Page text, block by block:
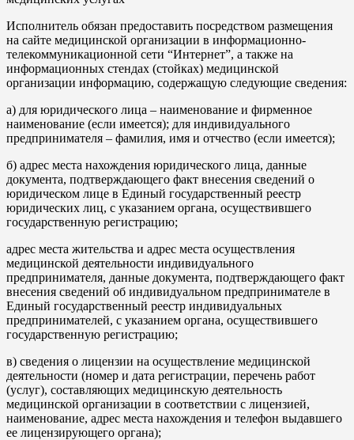
Исполнитель обязан предоставить посредством размещения
на сайте медицинской организации в информационно-
телекоммуникационной сети “Интернет”, а также на
информационных стендах (стойках) медицинской
организации информацию, содержащую следующие сведения:
а) для юридического лица – наименование и фирменное
наименование (если имеется); для индивидуального
предпринимателя – фамилия, имя и отчество (если имеется);
б) адрес места нахождения юридического лица, данные
документа, подтверждающего факт внесения сведений о
юридическом лице в Единый государственный реестр
юридических лиц, с указанием органа, осуществившего
государственную регистрацию;
адрес места жительства и адрес места осуществления
медицинской деятельности индивидуального
предпринимателя, данные документа, подтверждающего факт
внесения сведений об индивидуальном предпринимателе в
Единый государственный реестр индивидуальных
предпринимателей, с указанием органа, осуществившего
государственную регистрацию;
в) сведения о лицензии на осуществление медицинской
деятельности (номер и дата регистрации, перечень работ
(услуг), составляющих медицинскую деятельность
медицинской организации в соответствии с лицензией,
наименование, адрес места нахождения и телефон выдавшего
ее лицензирующего органа);